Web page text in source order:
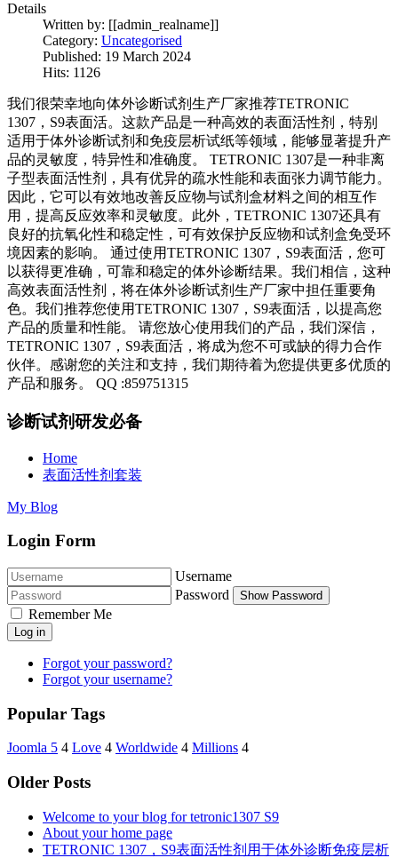
Details
Written by: [[admin_realname]]
Category: Uncategorised
Published: 19 March 2024
Hits: 1126
我们很荣幸地向体外诊断试剂生产厂家推荐TETRONIC
1307，S9表面活。这款产品是一种高效的表面活性剂，特别
适用于体外诊断试剂和免疫层析试纸等领域，能够显著提升产
品的灵敏度，特异性和准确度。 TETRONIC 1307是一种非离
子型表面活性剂，具有优异的疏水性能和表面张力调节能力。
因此，它可以有效地改善反应物与试剂盒材料之间的相互作
用，提高反应效率和灵敏度。此外，TETRONIC 1307还具有
良好的抗氧化性和稳定性，可有效保护反应物和试剂盒免受环
境因素的影响。 通过使用TETRONIC 1307，S9表面活，您可
以获得更准确，可靠和稳定的体外诊断结果。我们相信，这种
高效表面活性剂，将在体外诊断试剂生产厂家中担任重要角
色。我们推荐您使用TETRONIC 1307，S9表面活，以提高您
产品的质量和性能。 请您放心使用我们的产品，我们深信，
TETRONIC 1307，S9表面活，将成为您不可或缺的得力合作
伙伴。感谢您的关注和支持，我们期待着为您提供更多优质的
产品和服务。 QQ :859751315
诊断试剂研发必备
Home
表面活性剂套装
My Blog
Login Form
Username
Password
Show Password
Remember Me
Log in
Forgot your password?
Forgot your username?
Popular Tags
Joomla 5 4 Love 4 Worldwide 4 Millions 4
Older Posts
Welcome to your blog for tetronic1307 S9
About your home page
TETRONIC 1307，S9表面活性剂用于体外诊断免疫层析